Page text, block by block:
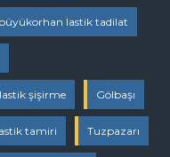
büyükorhan lastik tadilat
şişirme Gölbaşı
tamiri Tuzpazarı